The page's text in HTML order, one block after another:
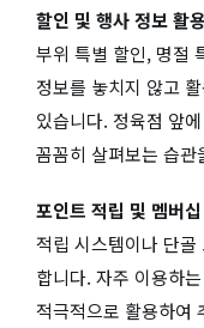
할인 및 행사 정보 활
부위 특별 할인, 명절
정보를 놓치지 않고
있습니다. 정육점 앞
꼼꼼히 살펴보는 습
포인트 적립 및 멤버
적립 시스템이나 단
합니다. 자주 이용하
적극적으로 활용하여